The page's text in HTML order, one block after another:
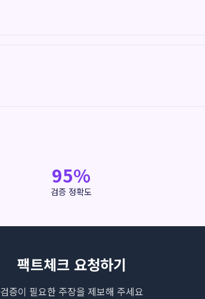
95%
검증 정확도
팩트체크 요청하기
검증이 필요한 주장을 제보해 주세요